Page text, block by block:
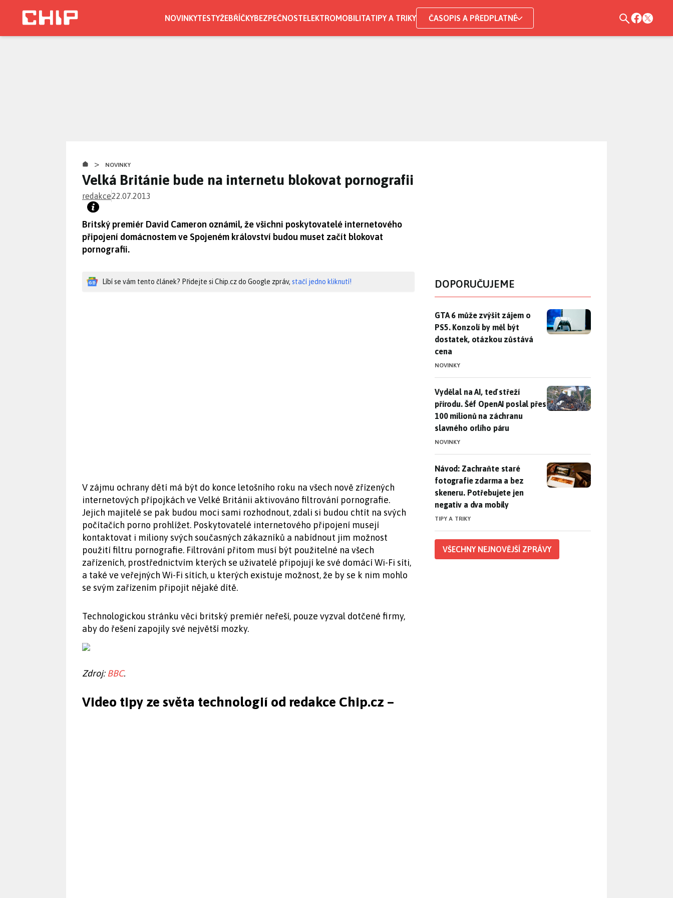
NOVINKYTESTYŽEBŘÍČKYBEZPEČNOSTELEKTROMOBILITATIPY A TRIKY ČASOPIS A PŘEDPLATNÉ
> NOVINKY
Velká Británie bude na internetu blokovat pornografii
redakce22.07.2013
Britský premiér David Cameron oznámil, že všichni poskytovatelé internetového
připojení domácnostem ve Spojeném království budou muset začít blokovat
pornografii.
Líbí se vám tento článek? Přidejte si Chip.cz do Google zpráv, stačí jedno kliknutí!
V zájmu ochrany dětí má být do konce letošního roku na všech nově zřízených
internetových přípojkách ve Velké Británii aktivováno filtrování pornografie.
Jejich majitelé se pak budou moci sami rozhodnout, zdali si budou chtít na svých
počítačích porno prohlížet. Poskytovatelé internetového připojení musejí
kontaktovat i miliony svých současných zákazníků a nabídnout jim možnost
použití filtru pornografie. Filtrování přitom musí být použitelné na všech
zařízeních, prostřednictvím kterých se uživatelé připojují ke své domácí Wi-Fi síti,
a také ve veřejných Wi-Fi sítích, u kterých existuje možnost, že by se k nim mohlo
se svým zařízením připojit nějaké dítě.
Technologickou stránku věci britský premiér neřeší, pouze vyzval dotčené firmy,
aby do řešení zapojily své největší mozky.
Zdroj: BBC.
Video tipy ze světa technologií od redakce Chip.cz –
DOPORUČUJEME
GTA 6 může zvýšit zájem o PS5. Konzolí by měl být dostatek,
GTA 6 může zvýšit zájem o
PS5. Konzolí by měl být
dostatek, otázkou zůstává
cena
NOVINKY
Vydělal na AI, teď střeží přírodu. Šéf OpenAI poslal přes 100
Vydělal na AI, teď střeží
přírodu. Šéf OpenAI poslal přes
100 milionů na záchranu
slavného orlího páru
NOVINKY
Návod: Zachraňte staré fotografie zdarma a bez skeneru.
Návod: Zachraňte staré
fotografie zdarma a bez
skeneru. Potřebujete jen
negativ a dva mobily
TIPY A TRIKY
VŠECHNY NEJNOVĚJŠÍ ZPRÁVY